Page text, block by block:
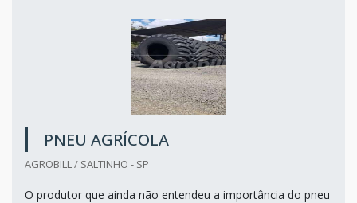
PNEU AGRÍCOLA
AGROBILL / SALTINHO - SP
O produtor que ainda não entendeu a importância do pneu